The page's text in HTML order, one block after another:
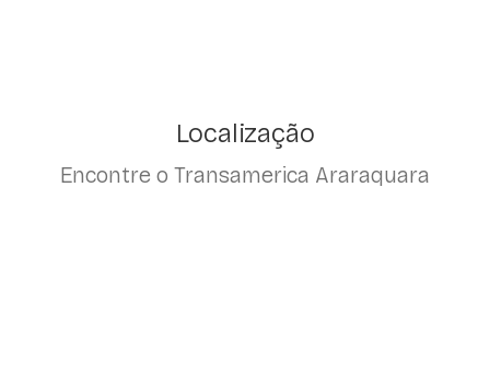
Localização
Encontre o Transamerica Araraquara